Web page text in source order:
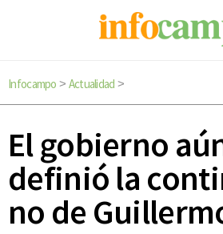
Infocampo > Actualidad >
El gobierno
definió la
no de